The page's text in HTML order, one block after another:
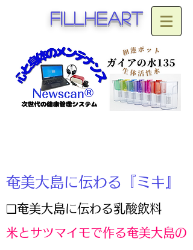
fillheart
奄美大島に伝わる『ミキ』
❑奄美大島に伝わる乳酸飲料
米とサツマイモで作る奄美大島の